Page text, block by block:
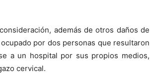
además de otros daños de
por dos personas que resultaron
a un hospital por sus propios medios,
cervical.